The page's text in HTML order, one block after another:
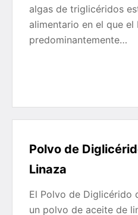
algas de triglicéridos
alimentario en el que
predominantemente…
Polvo de
Linaza
El Polvo de Diglicérido
un polvo de aceite de